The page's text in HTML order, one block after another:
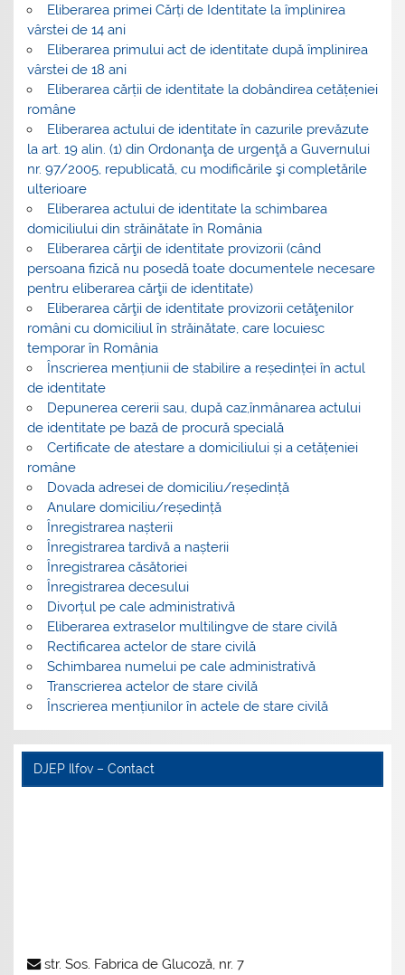
Eliberarea primei Cărți de Identitate la împlinirea
vârstei de 14 ani
Eliberarea primului act de identitate după împlinirea
vârstei de 18 ani
Eliberarea cărții de identitate la dobândirea cetățeniei
române
Eliberarea actului de identitate în cazurile prevăzute
la art. 19 alin. (1) din Ordonanţa de urgenţă a Guvernului
nr. 97/2005, republicată, cu modificările şi completările
ulterioare
Eliberarea actului de identitate la schimbarea
domiciliului din străinătate în România
Eliberarea cărţii de identitate provizorii (când
persoana fizică nu posedă toate documentele necesare
pentru eliberarea cărţii de identitate)
Eliberarea cărţii de identitate provizorii cetăţenilor
români cu domiciliul în străinătate, care locuiesc
temporar în România
Înscrierea mențiunii de stabilire a reședinței în actul
de identitate
Depunerea cererii sau, după caz,înmânarea actului
de identitate pe bază de procură specială
Certificate de atestare a domiciliului și a cetățeniei
române
Dovada adresei de domiciliu/reședință
Anulare domiciliu/reședință
Înregistrarea nașterii
Înregistrarea tardivă a nașterii
Înregistrarea căsătoriei
Înregistrarea decesului
Divorțul pe cale administrativă
Eliberarea extraselor multilingve de stare civilă
Rectificarea actelor de stare civilă
Schimbarea numelui pe cale administrativă
Transcrierea actelor de stare civilă
Înscrierea mențiunilor în actele de stare civilă
DJEP Ilfov – Contact
str. Sos. Fabrica de Glucoză, nr. 7